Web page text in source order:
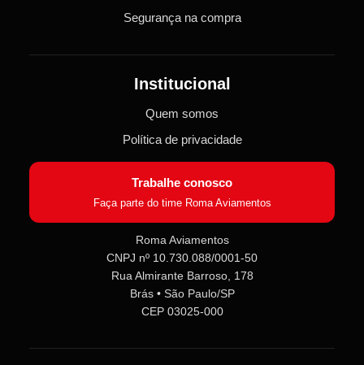
Roma Aviamentos
Online agora
Segurança na compra
Institucional
Quem somos
Política de privacidade
Trabalhe conosco
Faça parte do time Roma Aviamentos
Roma Aviamentos
CNPJ nº 10.730.088/0001-50
Rua Almirante Barroso, 178
Brás • São Paulo/SP
CEP 03025-000